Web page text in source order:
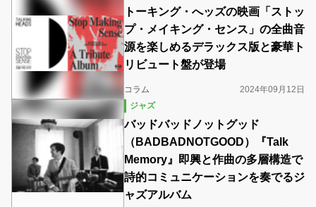
トーキング・へッズの映画「ストッ
プ・メイキング・センス」の全曲音
源を楽しめるデラックス版と豪華ト
リビュート盤が登場
コラム
2024年09月12日
ジャズ
バッドバッドノットグッド
（BADBADNOTGOOD）『Talk
Memory』即興と作曲の多層構造で
詩的コミュニケーションを奏でるジ
ャズアルバム